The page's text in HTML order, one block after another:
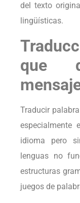
del texto
lingüísticas.
que
Traducir
especialmente
idioma pero
lenguas no
estructuras
juegos de